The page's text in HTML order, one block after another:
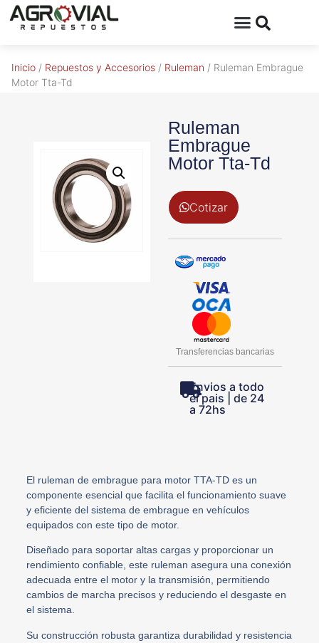
Inicio / Repuestos y Accesorios / Ruleman / Ruleman Embrague
Motor Tta-Td
Ruleman
Embrague
Motor Tta-Td
Cotizar
Transferencias bancarias
Envios a todo
el pais | de 24
a 72hs
El ruleman de embrague para motor TTA-TD es un
componente esencial que facilita el funcionamiento suave
y eficiente del sistema de embrague en vehículos
equipados con este tipo de motor.
Diseñado para soportar altas cargas y proporcionar un
rendimiento confiable, este ruleman asegura una conexión
adecuada entre el motor y la transmisión, permitiendo
cambios de marcha precisos y reduciendo el desgaste en
el sistema.
Su construcción robusta garantiza durabilidad y resistencia